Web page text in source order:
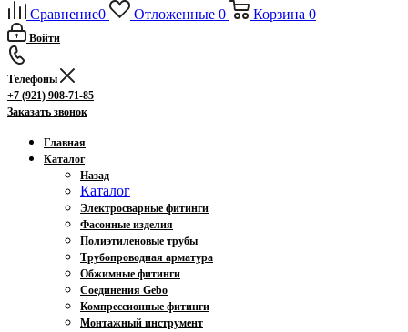
Сравнение0 Отложенные 0 Корзина 0
Войти
Телефоны
+7 (921) 908-71-85
Заказать звонок
Главная
Каталог
Назад
Каталог
Электросварные фитинги
Фасонные изделия
Полиэтиленовые трубы
Трубопроводная арматура
Обжимные фитинги
Соединения Gebo
Компрессионные фитинги
Монтажный инструмент